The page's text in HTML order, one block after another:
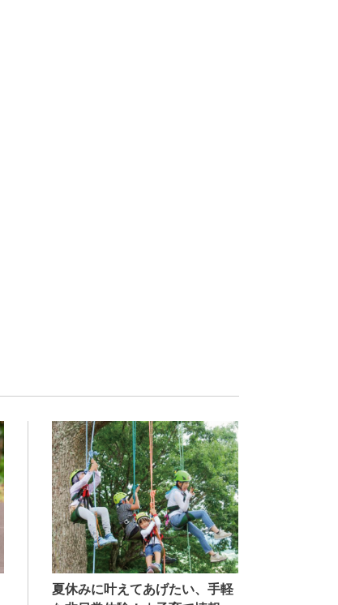
夏休みに叶えてあげたい、手軽